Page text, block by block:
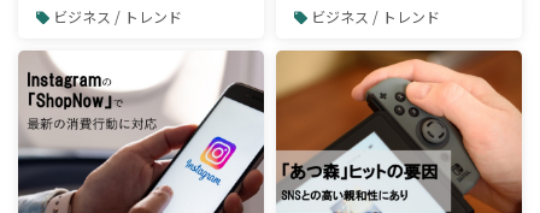
これから
ビジネス / トレンド
動の変化は？
ビジネス / トレンド